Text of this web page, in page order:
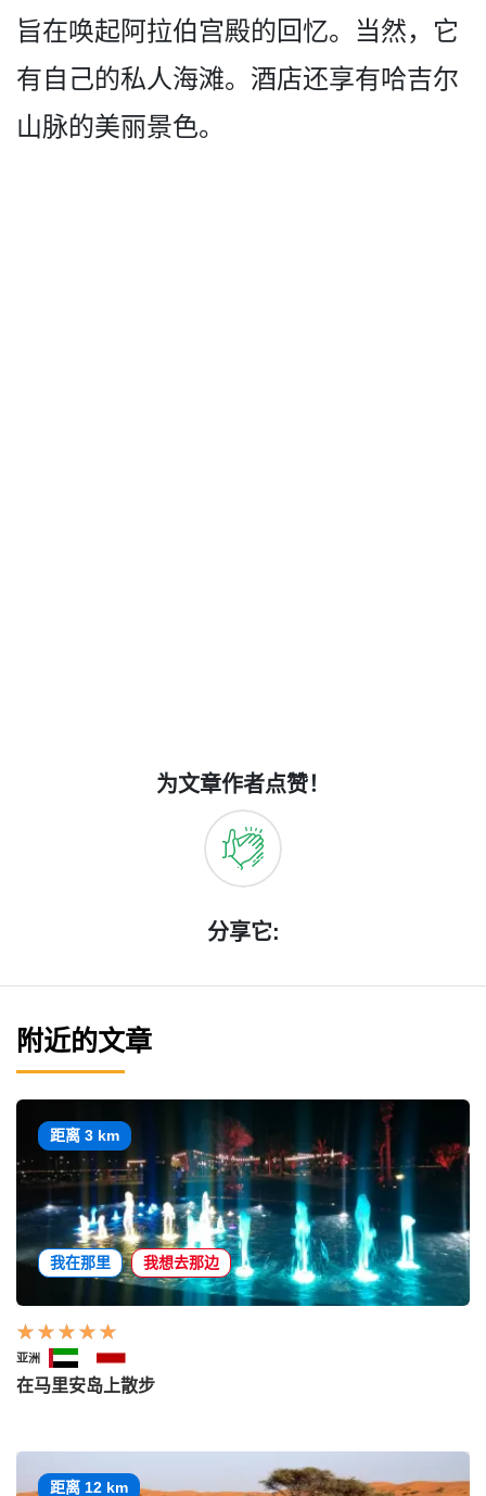
旨在唤起阿拉伯宫殿的回­忆。当然，它
有自己的私人海滩。酒店还享有哈吉尔
山­脉的美丽景色。
为文章作者点赞！
分享它:
附近的文章
距离 3 km
我在那里 我想去那边
亚洲
在马里安岛上散步
距离 12 km